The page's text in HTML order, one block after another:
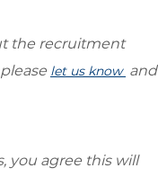
the recruitment
let us know and
you agree this will